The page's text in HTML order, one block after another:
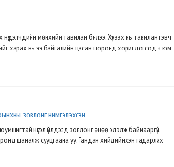
нүүдэлчдийн мөнхийн тавилан билээ. Хүлээх нь тавилан гэвч
харах нь ээ байгалийн цасан шоронд хоригдогсод ч юм
зовлонг нимгэлэхсэн
нүгэл үйлдээд зовлонг өнөө эдэлж баймааргүй.
шаналж сууцгаана уу. Гандан хийдийнхэн гадарлах